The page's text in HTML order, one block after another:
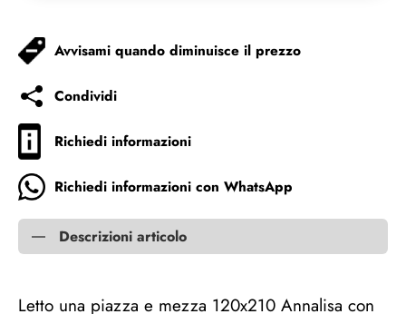
Avvisami quando diminuisce il prezzo
Condividi
Richiedi informazioni
Richiedi informazioni con WhatsApp
Descrizioni articolo
Letto una piazza e mezza 120x210 Annalisa con